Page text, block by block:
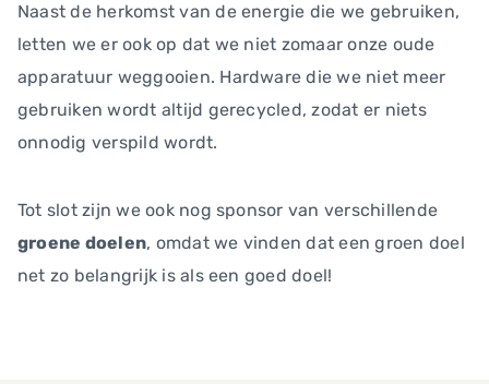
Naast de herkomst van de energie die we gebruiken,
letten we er ook op dat we niet zomaar onze oude
apparatuur weggooien. Hardware die we niet meer
gebruiken wordt altijd gerecycled, zodat er niets
onnodig verspild wordt.
Tot slot zijn we ook nog sponsor van verschillende
groene doelen, omdat we vinden dat een groen doel
net zo belangrijk is als een goed doel!